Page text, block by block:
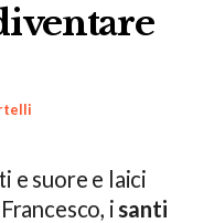
e suore e laici
i santi